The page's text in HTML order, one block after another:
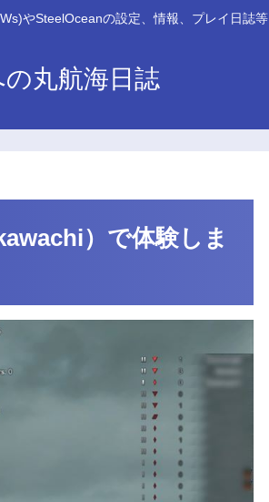
やSteelOceanの設定、情報、プレイ日誌等
の丸航海日誌
）で体験しま